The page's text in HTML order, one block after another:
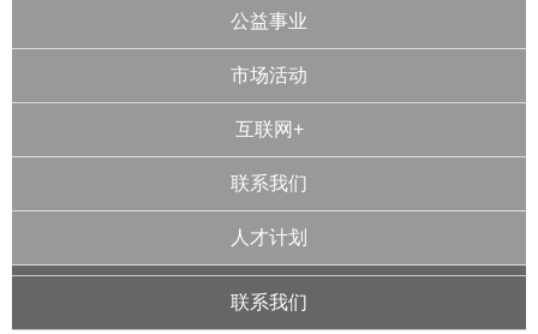
公益事业
市场活动
互联网+
联系我们
人才计划
联系我们